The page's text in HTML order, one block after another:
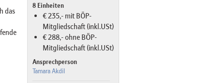
8 Einheiten
€ 235,- mit BÖP-
Mitgliedschaft (inkl.USt)
€ 288,- ohne BÖP-
Mitgliedschaft (inkl.USt)
Ansprechperson
Tamara Akdil
das